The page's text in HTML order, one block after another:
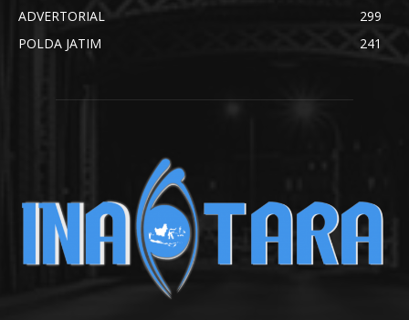
ADVERTORIAL
299
POLDA JATIM
241